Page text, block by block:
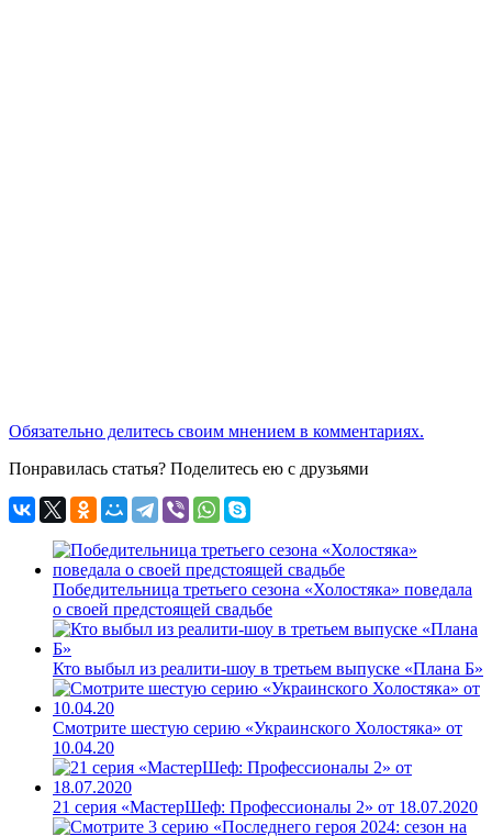
Обязательно делитесь своим мнением в комментариях.
Понравилась статья? Поделитесь ею с друзьями
Победительница третьего сезона «Холостяка» поведала
о своей предстоящей свадьбе
Кто выбыл из реалити-шоу в третьем выпуске «Плана Б»
Смотрите шестую серию «Украинского Холостяка» от
10.04.20
21 серия «МастерШеф: Профессионалы 2» от 18.07.2020